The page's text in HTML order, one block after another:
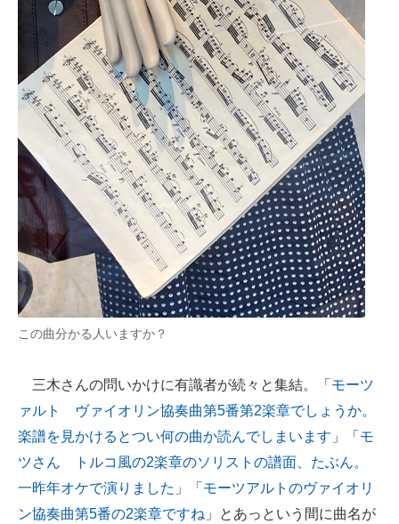
この曲分かる人いますか？
三木さんの問いかけに有識者が続々と集結。「 モーツ
ァルト ヴァイオリン協奏曲第5番第2楽章でしょうか。
楽譜を見かけるとつい何の曲か読んでしまいます 」「 モ
ツさん トルコ風の2楽章のソリストの譜面、たぶん。
一昨年オケで演りました 」「 モーツアルトのヴァイオリ
ン協奏曲第5番の2楽章ですね 」とあっという間に曲名が